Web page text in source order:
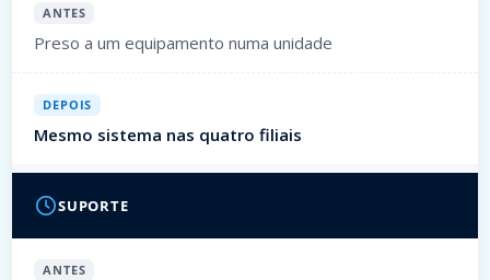
ANTES
Preso a um equipamento numa unidade
DEPOIS
Mesmo sistema nas quatro filiais
SUPORTE
ANTES